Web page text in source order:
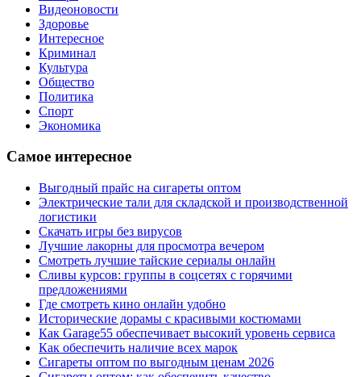
Видеоновости
Здоровье
Интересное
Криминал
Культура
Общество
Политика
Спорт
Экономика
Самое интересное
Выгодный прайс на сигареты оптом
Электрические тали для складской и производственной
логистики
Скачать игры без вирусов
Лучшие лакорны для просмотра вечером
Смотреть лучшие тайские сериалы онлайн
Сливы курсов: группы в соцсетях с горячими
предложениями
Где смотреть кино онлайн удобно
Исторические дорамы с красивыми костюмами
Как Garage55 обеспечивает высокий уровень сервиса
Как обеспечить наличие всех марок
Сигареты оптом по выгодным ценам 2026